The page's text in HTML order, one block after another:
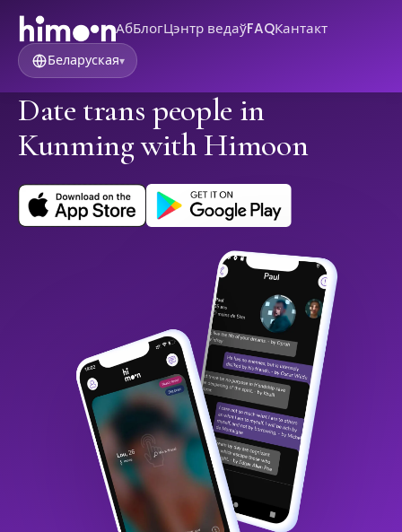
АбБлогЦэнтр ведаўFAQКантакт
Беларуская▾
Date trans people in
Kunming with Himoon